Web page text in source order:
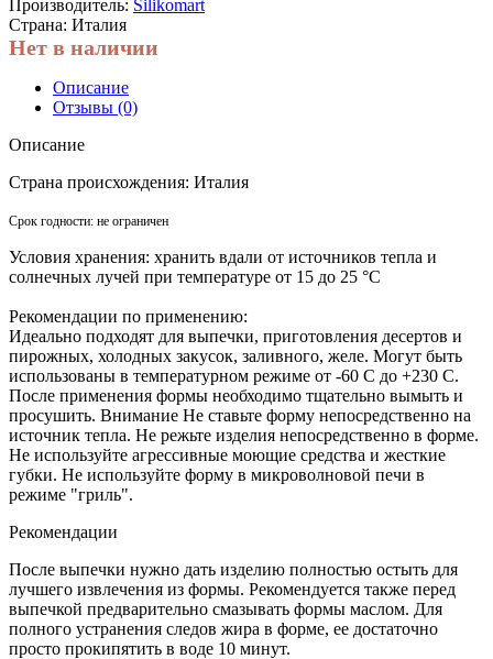
Производитель: Silikomart
Страна: Италия
Нет в наличии
Описание
Отзывы (0)
Описание
Страна происхождения: Италия
Срок годности: не ограничен
Условия хранения: хранить вдали от источников тепла и
солнечных лучей при температуре от 15 до 25 °C
Рекомендации по применению:
Идеально подходят для выпечки, приготовления десертов и
пирожных, холодных закусок, заливного, желе. Могут быть
использованы в температурном режиме от -60 С до +230 С.
После применения формы необходимо тщательно вымыть и
просушить. Внимание Не ставьте форму непосредственно на
источник тепла. Не режьте изделия непосредственно в форме.
Не используйте агрессивные моющие средства и жесткие
губки. Не используйте форму в микроволновой печи в
режиме "гриль".
Рекомендации
После выпечки нужно дать изделию полностью остыть для
лучшего извлечения из формы. Рекомендуется также перед
выпечкой предварительно смазывать формы маслом. Для
полного устранения следов жира в форме, ее достаточно
просто прокипятить в воде 10 минут.